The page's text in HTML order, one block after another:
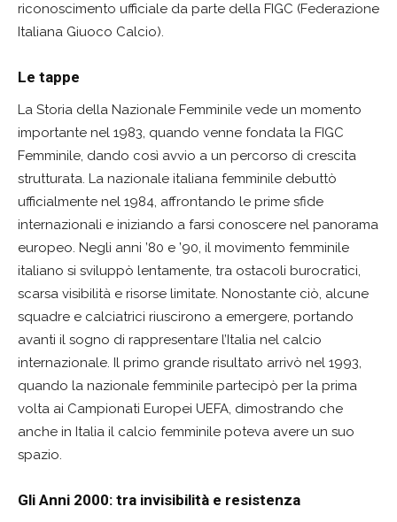
riconoscimento ufficiale da parte della FIGC (Federazione
Italiana Giuoco Calcio).
Le tappe
La Storia della Nazionale Femminile vede un momento
importante nel 1983, quando venne fondata la FIGC
Femminile, dando così avvio a un percorso di crescita
strutturata. La nazionale italiana femminile debuttò
ufficialmente nel 1984, affrontando le prime sfide
internazionali e iniziando a farsi conoscere nel panorama
europeo. Negli anni ’80 e ’90, il movimento femminile
italiano si sviluppò lentamente, tra ostacoli burocratici,
scarsa visibilità e risorse limitate. Nonostante ciò, alcune
squadre e calciatrici riuscirono a emergere, portando
avanti il sogno di rappresentare l’Italia nel calcio
internazionale. Il primo grande risultato arrivò nel 1993,
quando la nazionale femminile partecipò per la prima
volta ai Campionati Europei UEFA, dimostrando che
anche in Italia il calcio femminile poteva avere un suo
spazio.
Gli Anni 2000: tra invisibilità e resistenza